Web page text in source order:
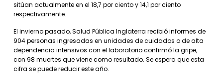
sitúan actualmente en el 18,7 por ciento y 14,1 por ciento
respectivamente.
El invierno pasado, Salud Pública Inglaterra recibió informes de
904 personas ingresadas en unidades de cuidados o de alta
dependencia intensivos con el laboratorio confirmó la gripe,
con 98 muertes que viene como resultado. Se espera que esta
cifra se puede reducir este año.